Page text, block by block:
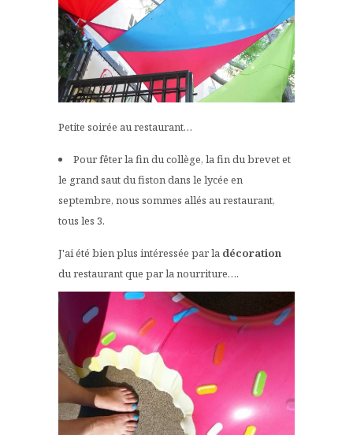
Petite soirée au restaurant…
Pour fêter la fin du collège, la fin du brevet et
le grand saut du fiston dans le lycée en
septembre, nous sommes allés au restaurant,
tous les 3.
J'ai été bien plus intéressée par la décoration
du restaurant que par la nourriture….